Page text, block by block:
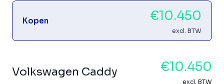
Kopen €10.450
excl. BTW
Volkswagen Caddy €10.450
excl. BTW